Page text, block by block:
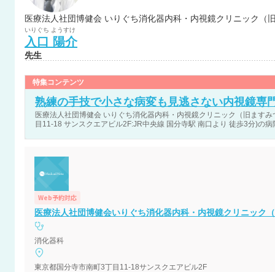
医療法人社団博健会 いりぐち消化器内科・内視鏡クリニック（
いりぐち ようすけ
入口 陽介
先生
特集コンテンツ
熟練の手技で小さな病変も見逃さない内視鏡専
医療法人社団博健会 いりぐち消化器内科・内視鏡クリニック（旧ます
目11-18 サンスクエアビル2F:JR中央線 国分寺駅 南口より 徒歩3分)の病
Web予約対応
医療法人社団博健会いりぐち消化器内科・内視鏡クリニック
消化器科
東京都国分寺市南町3丁目11-18サンスクエアビル2F